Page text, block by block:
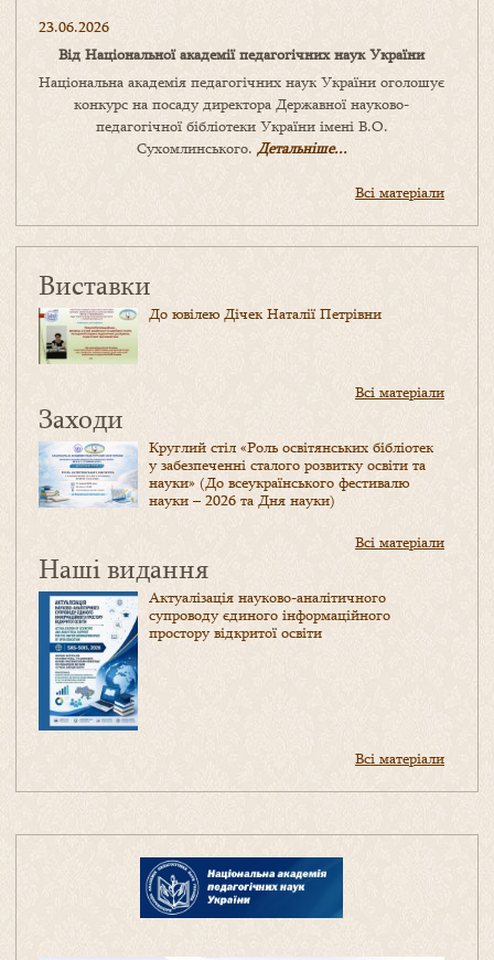
23.06.2026
Від Національної академії педагогічних наук України
Національна академія педагогічних наук України оголошує
конкурс на посаду директора Державної науково-
педагогічної бібліотеки України імені В.О.
Сухомлинського. Детальніше...
Всі матеріали
Виставки
До ювілею Дічек Наталії Петрівни
Всі матеріали
Заходи
Круглий стіл «Роль освітянських бібліотек
у забезпеченні сталого розвитку освіти та
науки» (До всеукраїнського фестивалю
науки – 2026 та Дня науки)
Всі матеріали
Наші видання
Актуалізація науково-аналітичного
супроводу єдиного інформаційного
простору відкритої освіти
Всі матеріали